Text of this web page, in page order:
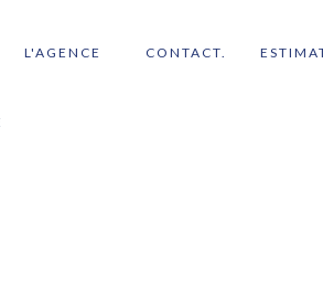
L'AGENCE CONTACT.